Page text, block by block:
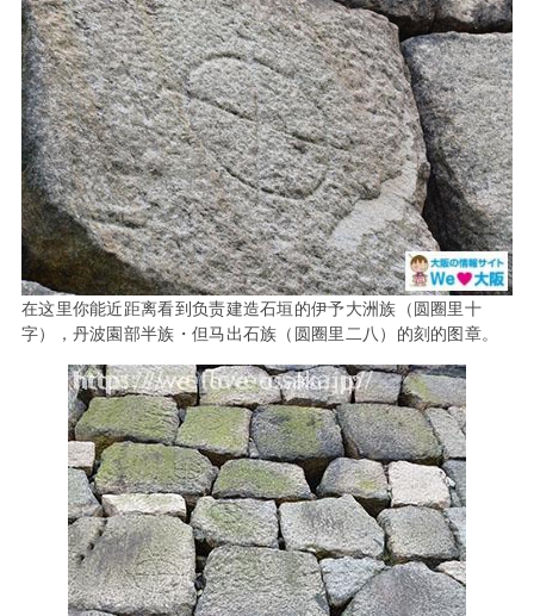
在这里你能近距离看到负责建造石垣的伊予大洲族（圆圈里十
字），丹波園部半族・但马出石族（圆圈里二八）的刻的图章。